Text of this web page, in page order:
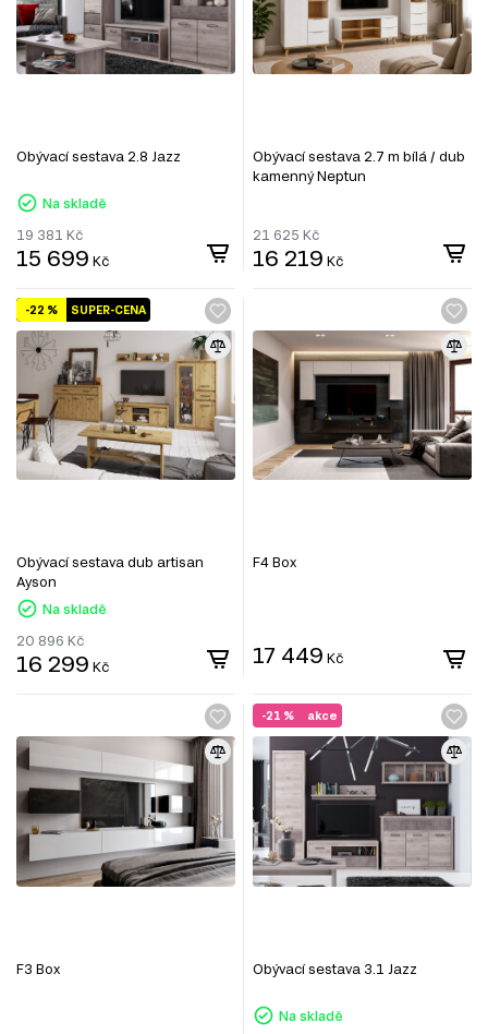
Obývací sestava 2.8 Jazz
Na skladě
19 381 Kč
15 699 Kč
Obývací sestava 2.7 m bílá / dub
kamenný Neptun
21 625 Kč
16 219 Kč
SUPER-CENA
-22 %
Obývací sestava dub artisan
Ayson
Na skladě
20 896 Kč
16 299 Kč
F4 Box
17 449 Kč
F3 Box
akce
-21 %
Obývací sestava 3.1 Jazz
Na skladě